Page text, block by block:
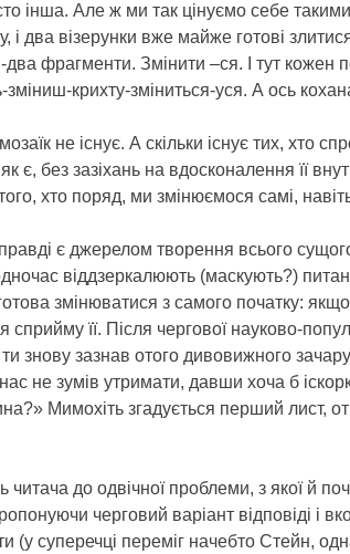
інша. Але ж ми так цінуємо себе
і два візерунки вже майже готові
фрагменти. Змінити –ся. І тут кожен
зміниш-крихту-зміниться-уся. А ось
не існує. А скільки існує тих, хто
без зазіхань на вдосконалення її
хто поряд, ми змінюємося самі,
є джерелом творення всього
віддзеркалюють (маскують?)
змінюватися з самого початку:
її. Після чергової науково-
знову зазнав отого дивовижного
нас не зумів утримати, давши хоча б
Мимохіть згадується перший лист,
до одвічної проблеми, з якої й
черговий варіант відповіді і
суперечці переміг начебто Стейн,